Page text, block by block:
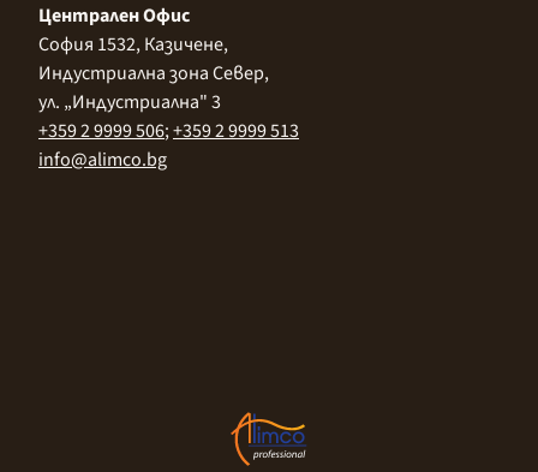
Централен Офис
София 1532, Казичене,
Индустриална зона Север,
ул. „Индустриална" 3
+359 2 9999 506;+359 2 9999 513
info@alimco.bg